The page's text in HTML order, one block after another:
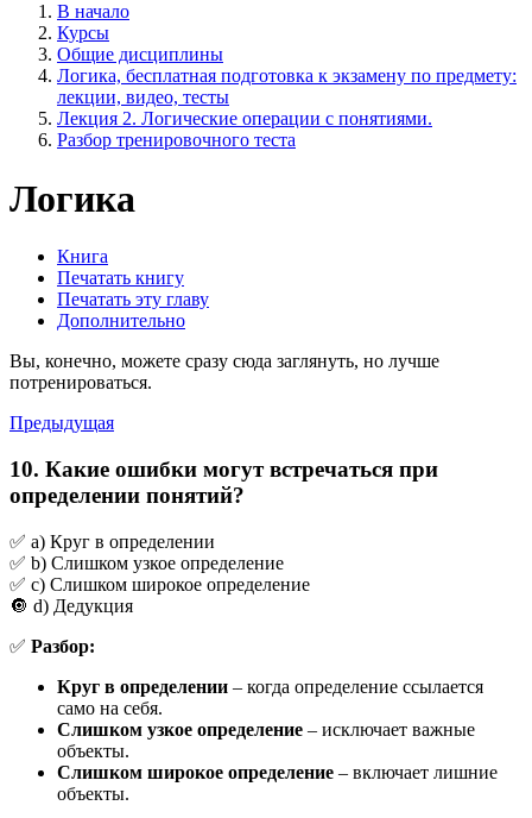
В начало
Курсы
Общие дисциплины
Логика, бесплатная подготовка к экзамену по предмету:
лекции, видео, тесты
Лекция 2. Логические операции с понятиями.
Разбор тренировочного теста
Логика
Книга
Печатать книгу
Печатать эту главу
Дополнительно
Вы, конечно, можете сразу сюда заглянуть, но лучше
потренироваться.
Предыдущая
10. Какие ошибки могут встречаться при
определении понятий?
✅ a) Круг в определении
✅ b) Слишком узкое определение
✅ c) Слишком широкое определение
🔘 d) Дедукция
✅ Разбор:
Круг в определении – когда определение ссылается
само на себя.
Слишком узкое определение – исключает важные
объекты.
Слишком широкое определение – включает лишние
объекты.